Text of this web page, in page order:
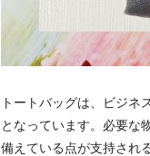
トートバッグは、ビジネ
となっています。必要な
備えている点が支持され